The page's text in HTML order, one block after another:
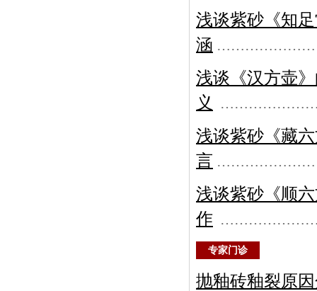
浅谈紫砂《知
涵
浅谈《汉方壶
义
浅谈紫砂《藏
言
浅谈紫砂《顺
作
专家门诊
抛釉砖釉裂原